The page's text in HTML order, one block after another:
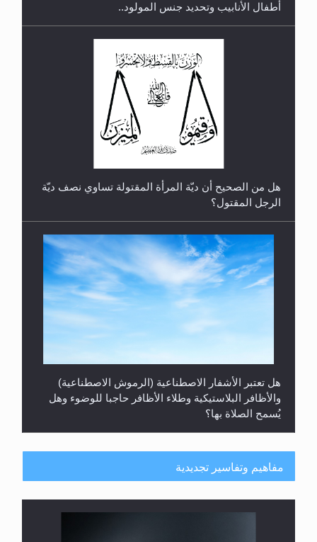
رأيٌ في لغة المسيح الموعود عليه السلام.. 4...
أطفال الأنابيب وتحديد جنس المولود..
هل من الصحيح أن ديّة المرأة المقتولة تساوي نصف ديّة
الرجل المقتول؟
هل تعتبر الأشفار الاصطناعية (الرموش الاصطناعية)
والأظافر البلاستيكية وطلاء الأظافر حاجبا للوضوء وهل
يُسمح الصلاة بها؟
مفاهيم وتفاسير تجديدية